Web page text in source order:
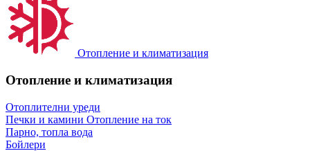
Отопление и климатизация
Отопление и климатизация
Отоплителни уреди
Печки и камини Отопление на ток
Парно, топла вода
Бойлери